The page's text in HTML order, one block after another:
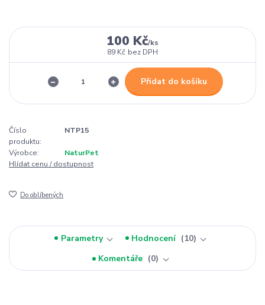
100 Kč/ks
89 Kč bez DPH
Přidat do košíku
Číslo
produktu:
NTP15
Výrobce:
NaturPet
Hlídat cenu / dostupnost
Do oblíbených
Parametry Hodnocení
10
Komentáře
0